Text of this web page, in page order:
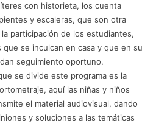
con historieta, los cuenta
y escaleras, que son otra
participación de los estudiantes,
se inculcan en casa y que en su
seguimiento oportuno.
se divide este programa es la
aquí las niñas y niños
el material audiovisual, dando
y soluciones a las temáticas